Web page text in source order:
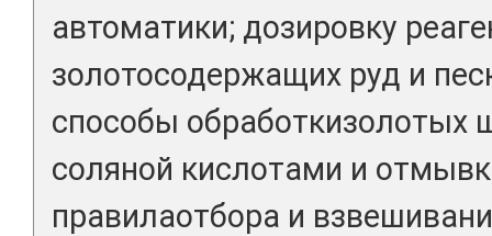
автоматики; дозировку
золотосодержащих руд и
способы обработкизолотых
соляной кислотами и
правилаотбора и